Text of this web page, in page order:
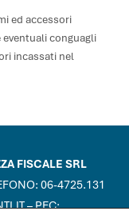
ed accessori
eventuali conguagli
incassati nel
FISCALE SRL
06-4725.131
– PEC: